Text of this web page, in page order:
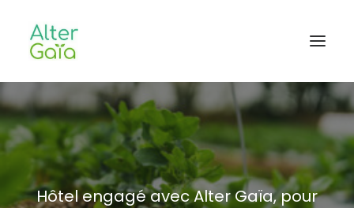
Accueil
Professionnels
Habitants
Blog
Hôtel engagé avec Alter Gaïa, pour